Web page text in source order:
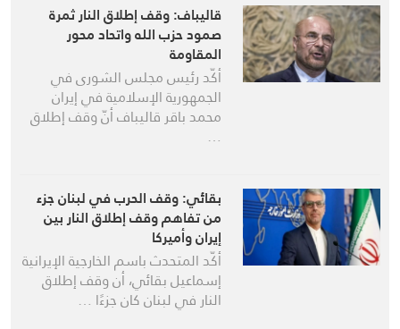
قاليباف: وقف إطلاق النار ثمرة
صمود حزب الله واتحاد محور
المقاومة
أكّد رئيس مجلس الشورى في
الجمهورية الإسلامية في إيران
محمد باقر قاليباف أنّ وقف إطلاق
…
بقائي: وقف الحرب في لبنان جزء
من تفاهم وقف إطلاق النار بين
إيران وأميركا
أكّد المتحدث باسم الخارجية الإيرانية
إسماعيل بقائي، أن وقف إطلاق
النار في لبنان كان جزءًا …